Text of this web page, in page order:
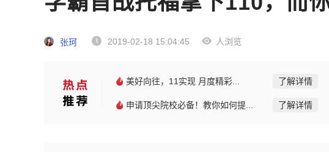
张珂 2019-02-18 15:04:45 人浏览
美好向往，11实现 月度精彩... 了解详情
申请顶尖院校必备！教你如何提... 了解详情